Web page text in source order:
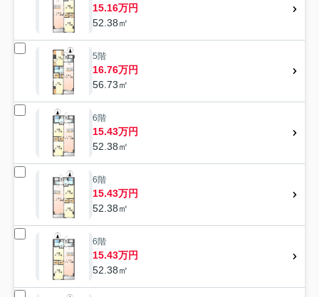
15.16万円
52.38㎡
5階
16.76万円
56.73㎡
6階
15.43万円
52.38㎡
6階
15.43万円
52.38㎡
6階
15.43万円
52.38㎡